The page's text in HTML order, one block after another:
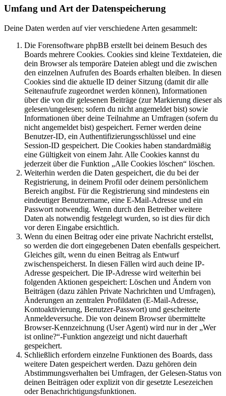
Umfang und Art der Datenspeicherung
Deine Daten werden auf vier verschiedene Arten gesammelt:
Die Forensoftware phpBB erstellt bei deinem Besuch des
Boards mehrere Cookies. Cookies sind kleine Textdateien, die
dein Browser als temporäre Dateien ablegt und die zwischen
den einzelnen Aufrufen des Boards erhalten bleiben. In diesen
Cookies sind die aktuelle ID deiner Sitzung (damit dir alle
Seitenaufrufe zugeordnet werden können), Informationen
über die von dir gelesenen Beiträge (zur Markierung dieser als
gelesen/ungelesen; sofern du nicht angemeldet bist) sowie
Informationen über deine Teilnahme an Umfragen (sofern du
nicht angemeldet bist) gespeichert. Ferner werden deine
Benutzer-ID, ein Authentifizierungsschlüssel und eine
Session-ID gespeichert. Die Cookies haben standardmäßig
eine Gültigkeit von einem Jahr. Alle Cookies kannst du
jederzeit über die Funktion „Alle Cookies löschen“ löschen.
Weiterhin werden die Daten gespeichert, die du bei der
Registrierung, in deinem Profil oder deinem persönlichem
Bereich angibst. Für die Registrierung sind mindestens ein
eindeutiger Benutzername, eine E-Mail-Adresse und ein
Passwort notwendig. Wenn durch den Betreiber weitere
Daten als notwendig festgelegt wurden, so ist dies für dich
vor deren Eingabe ersichtlich.
Wenn du einen Beitrag oder eine private Nachricht erstellst,
so werden die dort eingegebenen Daten ebenfalls gespeichert.
Gleiches gilt, wenn du einen Beitrag als Entwurf
zwischenspeicherst. In diesen Fällen wird auch deine IP-
Adresse gespeichert. Die IP-Adresse wird weiterhin bei
folgenden Aktionen gespeichert: Löschen und Ändern von
Beiträgen (dazu zählen Private Nachrichten und Umfragen),
Änderungen an zentralen Profildaten (E-Mail-Adresse,
Kontoaktivierung, Benutzer-Passwort) und gescheiterte
Anmeldeversuche. Die von deinem Browser übermittelte
Browser-Kennzeichnung (User Agent) wird nur in der „Wer
ist online?“-Funktion angezeigt und nicht dauerhaft
gespeichert.
Schließlich erfordern einzelne Funktionen des Boards, dass
weitere Daten gespeichert werden. Dazu gehören dein
Abstimmungsverhalten bei Umfragen, der Gelesen-Status von
deinen Beiträgen oder explizit von dir gesetzte Lesezeichen
oder Benachrichtigungsfunktionen.